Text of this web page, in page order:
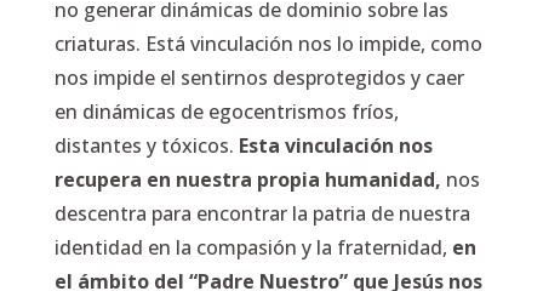
no generar dinámicas de dominio sobre las
criaturas. Está vinculación nos lo impide, como
nos impide el sentirnos desprotegidos y caer
en dinámicas de egocentrismos fríos,
distantes y tóxicos. Esta vinculación nos
recupera en nuestra propia humanidad, nos
descentra para encontrar la patria de nuestra
identidad en la compasión y la fraternidad, en
el ámbito del “Padre Nuestro” que Jesús nos